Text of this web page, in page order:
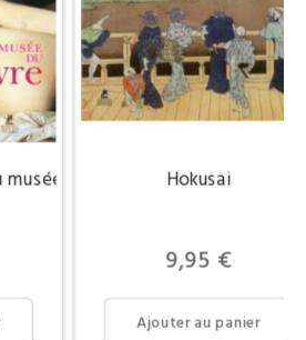
du Louvre Hokusai
Prix
9,95 €
Ajouter au panier